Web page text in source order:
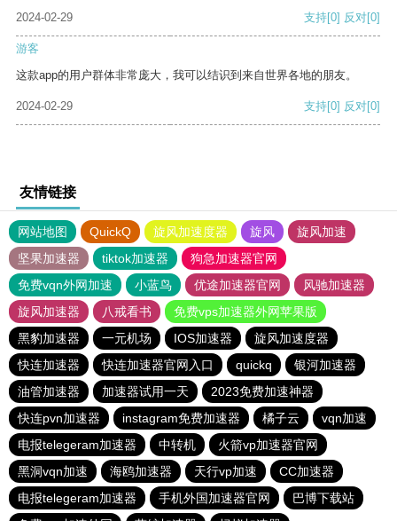
2024-02-29
支持[0] 反对[0]
游客
这款app的用户群体非常庞大，我可以结识到来自世界各地的朋友。
2024-02-29 支持[0] 反对[0]
友情链接
网站地图 QuickQ 旋风加速度器 旋风
旋风加速
坚果加速器
tiktok加速器
狗急加速器官网
免费vqn外网加速
小蓝鸟 优途加速器官网
风驰加速器
旋风加速器
八戒看书
免费vps加速器外网苹果版
黑豹加速器
一元机场 IOS加速器
旋风加速度器
快连加速器
快连加速器官网入口 quickq
银河加速器
油管加速器
加速器试用一天
2023免费加速神器
快连pvn加速器
instagram免费加速器 橘子云
vqn加速
电报telegeram加速器
中转机
火箭vp加速器官网
黑洞vqn加速
海鸥加速器 天行vp加速
CC加速器
电报telegeram加速器
手机外国加速器官网
巴博下载站